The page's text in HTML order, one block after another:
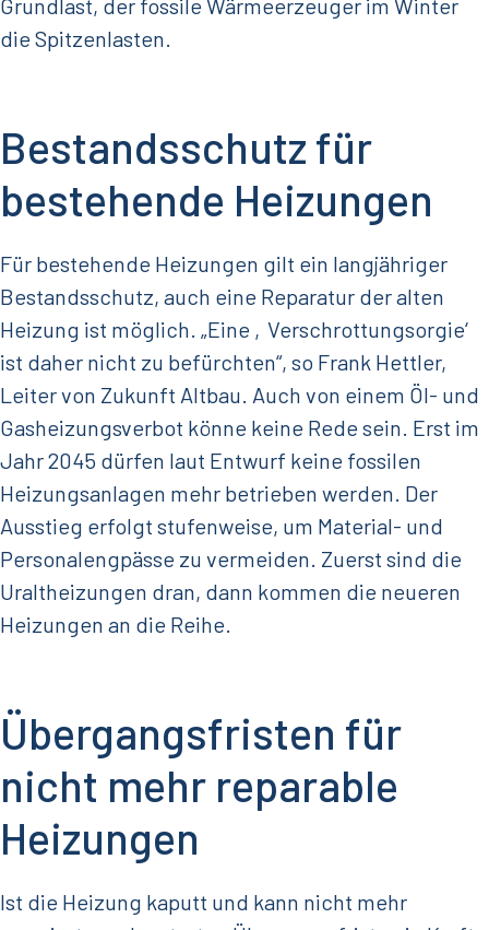
Grundlast, der fossile Wärmeerzeuger im Winter
die Spitzenlasten.
Bestandsschutz für
bestehende Heizungen
Für bestehende Heizungen gilt ein langjähriger
Bestandsschutz, auch eine Reparatur der alten
Heizung ist möglich. „Eine ‚Verschrottungsorgie‘
ist daher nicht zu befürchten“, so Frank Hettler,
Leiter von Zukunft Altbau. Auch von einem Öl- und
Gasheizungsverbot könne keine Rede sein. Erst im
Jahr 2045 dürfen laut Entwurf keine fossilen
Heizungsanlagen mehr betrieben werden. Der
Ausstieg erfolgt stufenweise, um Material- und
Personalengpässe zu vermeiden. Zuerst sind die
Uraltheizungen dran, dann kommen die neueren
Heizungen an die Reihe.
Übergangsfristen für
nicht mehr reparable
Heizungen
Ist die Heizung kaputt und kann nicht mehr